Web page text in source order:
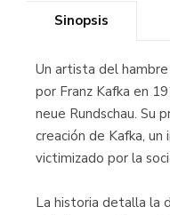
Sinopsis
Un artista del
por Franz Kafka en
neue Rundschau. Su
creación de Kafka,
victimizado por la
La historia detalla la